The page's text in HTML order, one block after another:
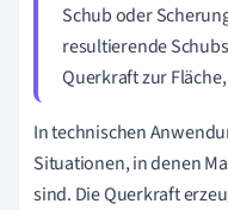
Schub oder
resultierende
Querkraft zur
In technischen
Situationen, in denen
sind. Die Querkraft